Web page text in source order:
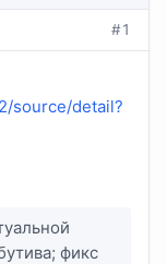
#1
source/detail?
фикс